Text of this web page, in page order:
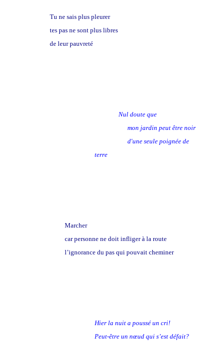
Tu ne sais plus pleurer
tes pas ne sont plus libres
de leur pauvreté
Nul doute que
mon jardin peut être noir
d'une seule poignée de
terre
Marcher
car personne ne doit infliger à la route
l’ignorance du pas qui pouvait cheminer
Hier la nuit a poussé un cri!
Peut-être un nœud qui s’est défait?